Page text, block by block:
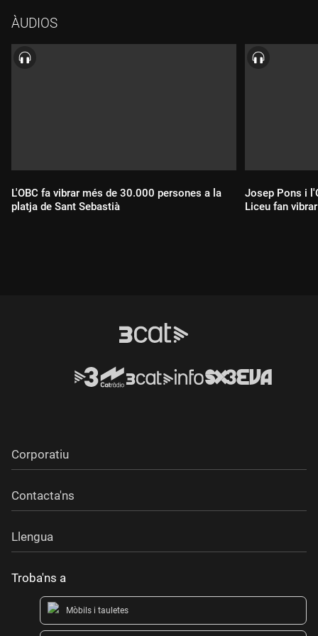
Camarena, Simone Alberghini, Isaac Galán, Carlos Daza i Olivier
Decriaud.
Orquestra Simfònica del Gran Teatre del Liceu.
Dir.: Giuseppe Finzi.
ÀUDIOS
L'OBC fa vibrar més de 30.000 persones a la
platja de Sant Sebastià
Josep Pons i
Liceu fan
Corporatiu
Contacta'ns
Llengua
Troba'ns a
Mòbils i tauletes